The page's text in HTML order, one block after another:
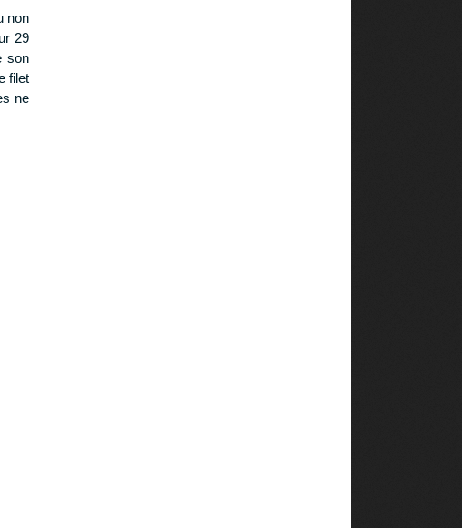
non
29
son
filet
ne